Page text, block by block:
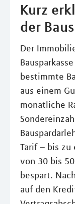
Kurz
der
Der
bestimmte
aus einem
monatliche
Tarif – bis zu
von 30 bis
bespart.
auf den